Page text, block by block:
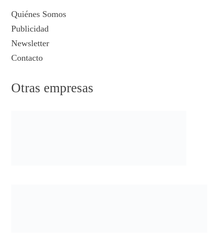
Quiénes Somos
Publicidad
Newsletter
Contacto
Otras empresas